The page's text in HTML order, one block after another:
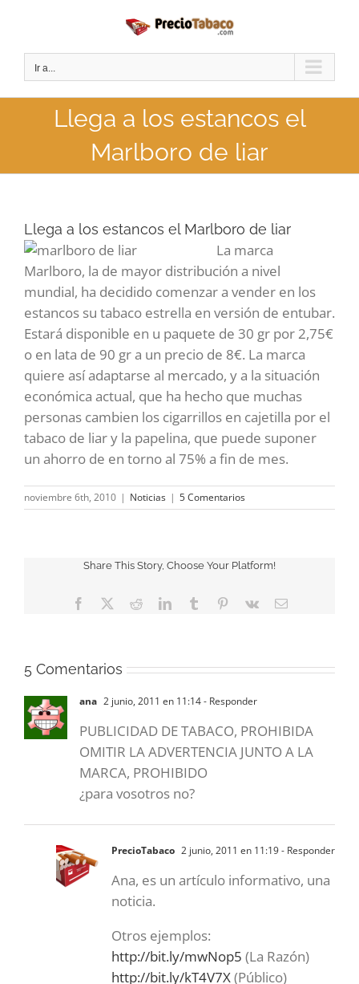
contenido
Ir a...
Llega a los estancos el
Marlboro de liar
Llega a los estancos el Marlboro de liar
La marca
Marlboro, la de mayor distribución a nivel
mundial, ha decidido comenzar a vender en los
estancos su tabaco estrella en versión de entubar.
Estará disponible en u paquete de 30 gr por 2,75€
o en lata de 90 gr a un precio de 8€. La marca
quiere así adaptarse al mercado, y a la situación
económica actual, que ha hecho que muchas
personas cambien los cigarrillos en cajetilla por el
tabaco de liar y la papelina, que puede suponer
un ahorro de en torno al 75% a fin de mes.
noviembre 6th, 2010 | Noticias | 5 Comentarios
Share This Story, Choose Your Platform!
Facebook RedditLinkedInTumblr Pinterest
Vk
Correo
5 Comentarios
ana 2 junio, 2011 en 11:14- Responder
PUBLICIDAD DE TABACO, PROHIBIDA
OMITIR LA ADVERTENCIA JUNTO A LA
MARCA, PROHIBIDO
¿para vosotros no?
PrecioTabaco 2 junio, 2011 en 11:19- Responder
Ana, es un artículo informativo, una
noticia.
Otros ejemplos:
http://bit.ly/mwNop5 (La Razón)
http://bit.ly/kT4V7X(Público)